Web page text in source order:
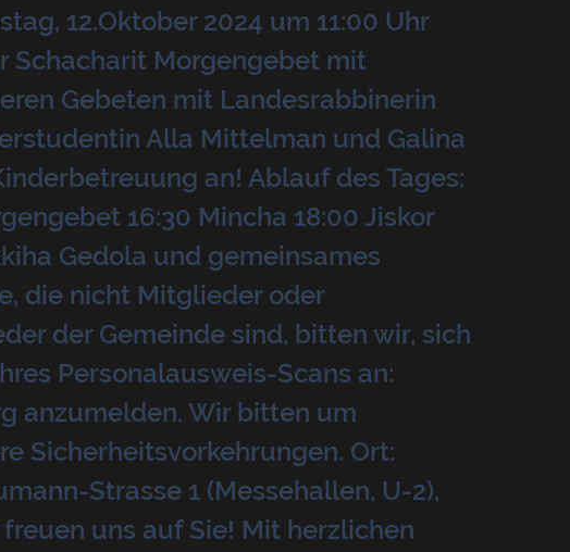
12.Oktober 2024 um 11:00 Uhr
Schacharit Morgengebet mit
Gebeten mit Landesrabbinerin
Alla Mittelman und Galina
an! Ablauf des Tages:
16:30 Mincha 18:00 Jiskor
Gedola und gemeinsames
die nicht Mitglieder oder
der Gemeinde sind, bitten wir, sich
Personalausweis-Scans an:
anzumelden. Wir bitten um
Sicherheitsvorkehrungen. Ort:
Strasse 1 (Messehallen, U-2),
uns auf Sie! Mit herzlichen